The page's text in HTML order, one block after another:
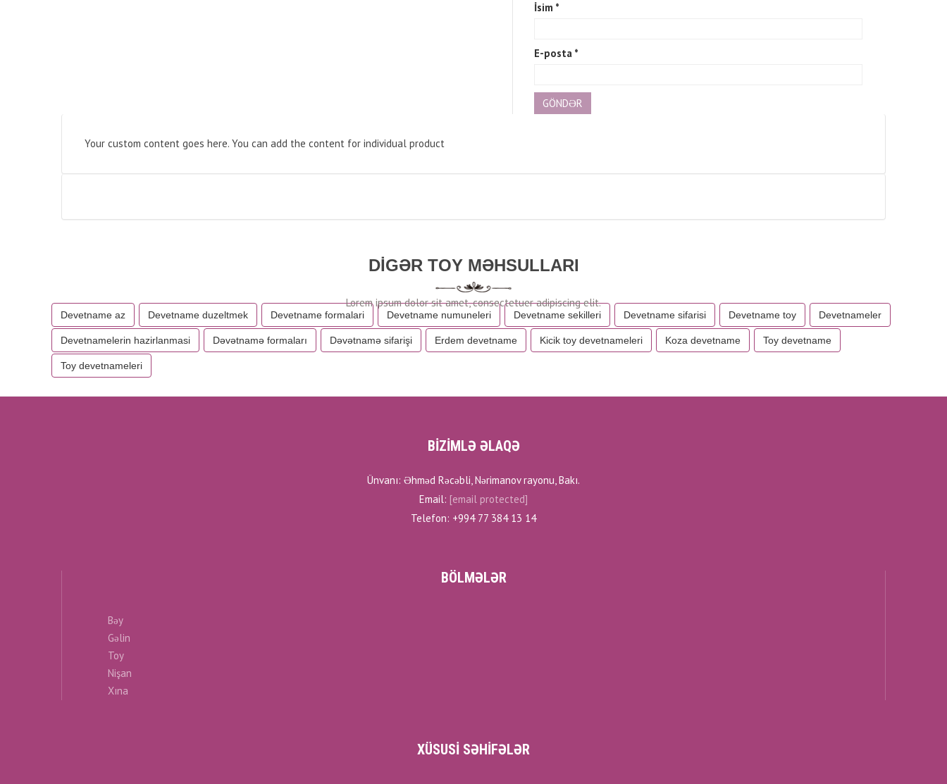
İsim *
E-posta *
Your custom content goes here. You can add the content for individual product
DIGƏR TOY MƏHSULLARI
Devetname az Devetname duzeltmek Devetname formalari Devetname numuneleri Devetname sekilleri Devetname sifarisi Devetname toy Devetnameler
Devetnamelerin hazirlanmasi Dəvətnamə formaları Dəvətnamə sifarişi Erdem devetname Kicik toy devetnameleri Koza devetname Toy devetname
Toy devetnameleri
BİZİMLƏ ƏLAQƏ
Ünvanı: Əhməd Rəcəbli, Nərimanov rayonu, Bakı.
Email: [email protected]
Telefon: +994 77 384 13 14
BÖLMƏLƏR
Bəy
Gəlin
Toy
Nişan
Xına
XÜSUSI SƏHIFƏLƏR